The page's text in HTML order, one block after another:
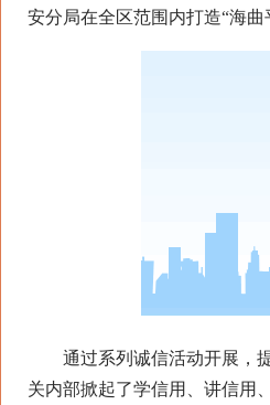
安分局在全区范围内打造“海
通过系列诚信活动开展，提
关内部掀起了学信用、讲信用